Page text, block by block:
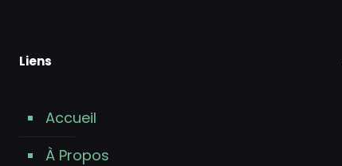
Liens
Accueil
À Propos